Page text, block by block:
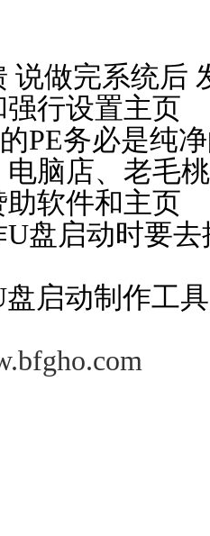
说做完系统后
行设置主页
PE务必是纯
脑店、老毛
软件和主页
盘启动时要
启动制作工